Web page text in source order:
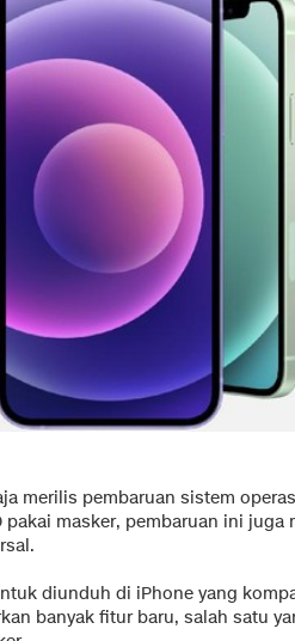
merilis pembaruan sistem
pakai masker, pembaruan ini juga
diunduh di iPhone yang
banyak fitur baru, salah satu